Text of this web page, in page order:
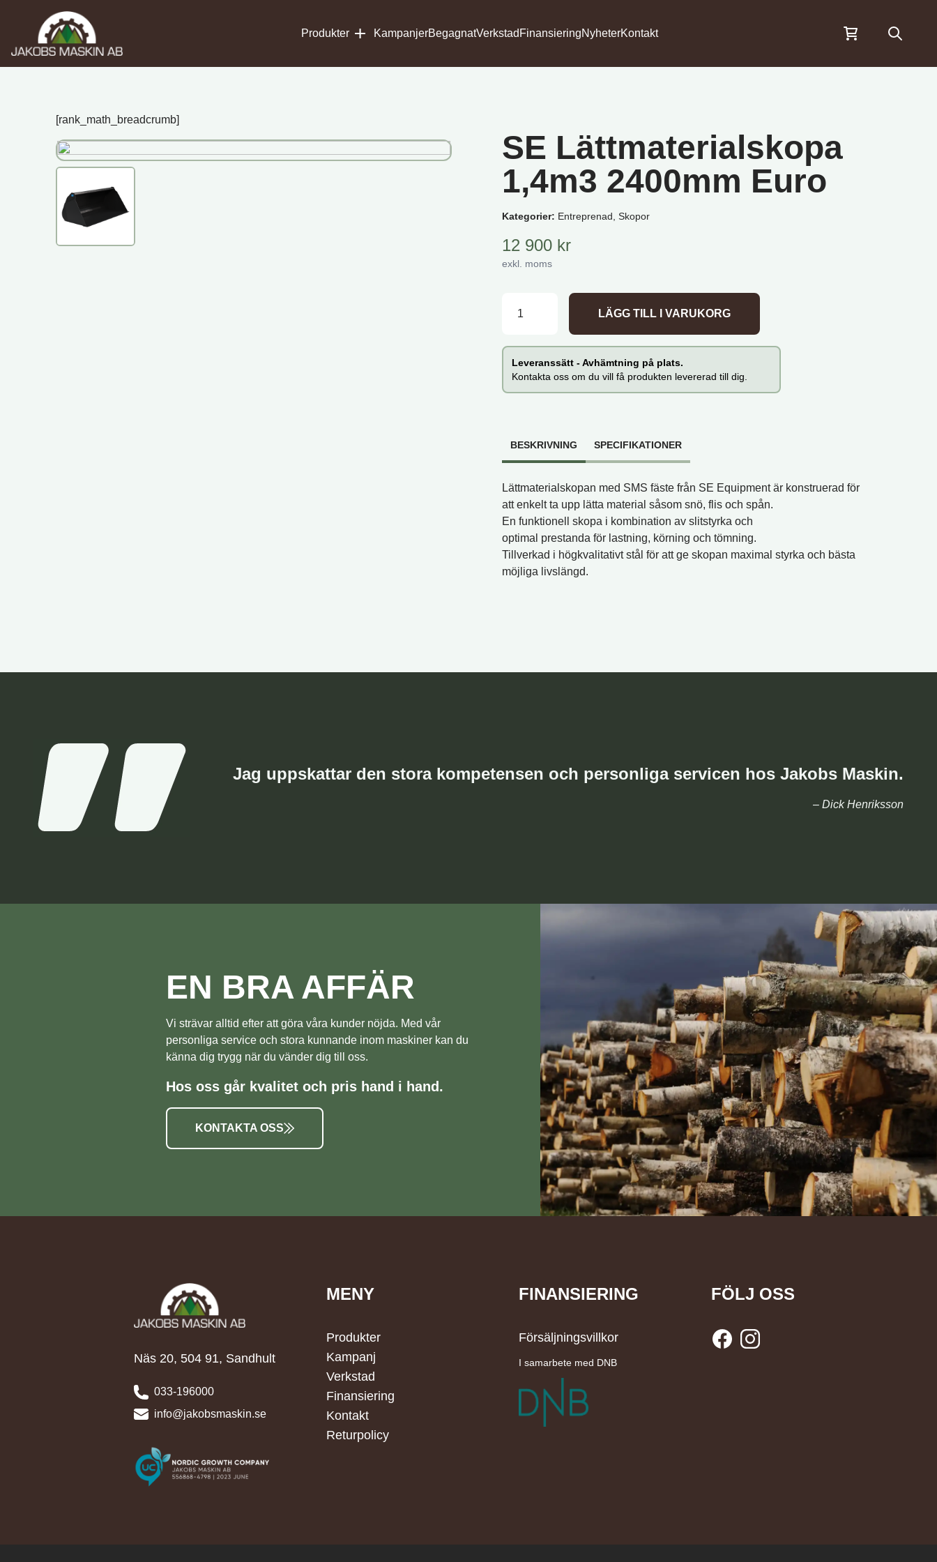
Produkter KampanjerBegagnatVerkstad FinansieringNyheterKontakt Öppna
[rank_math_breadcrumb]
SE Lättmaterialskopa
1,4m3 2400mm Euro
Kategorier: Entreprenad, Skopor
12 900 kr
exkl. moms
SE Lättmaterialskopa 1,4m3 2400mm Euro mängd
LÄGG TILL I VARUKORG
Leveranssätt - Avhämtning på plats.
Kontakta oss om du vill få produkten levererad till dig.
BESKRIVNING SPECIFIKATIONER
Lättmaterialskopan med SMS fäste från SE Equipment är konstruerad för
att enkelt ta upp lätta material såsom snö, flis och spån.
En funktionell skopa i kombination av slitstyrka och
optimal prestanda för lastning, körning och tömning.
Tillverkad i högkvalitativt stål för att ge skopan maximal styrka och bästa
möjliga livslängd.
Jag uppskattar den stora kompetensen och personliga servicen hos Jakobs Maskin.
– Dick Henriksson
EN BRA AFFÄR
Vi strävar alltid efter att göra våra kunder nöjda. Med vår
personliga service och stora kunnande inom maskiner kan du
känna dig trygg när du vänder dig till oss.
Hos oss går kvalitet och pris hand i hand.
KONTAKTA OSS
Näs 20, 504 91, Sandhult
033-196000
info@jakobsmaskin.se
MENY
Produkter
Kampanj
Verkstad
Finansiering
Kontakt
Returpolicy
FINANSIERING
Försäljningsvillkor
I samarbete med DNB
FÖLJ OSS